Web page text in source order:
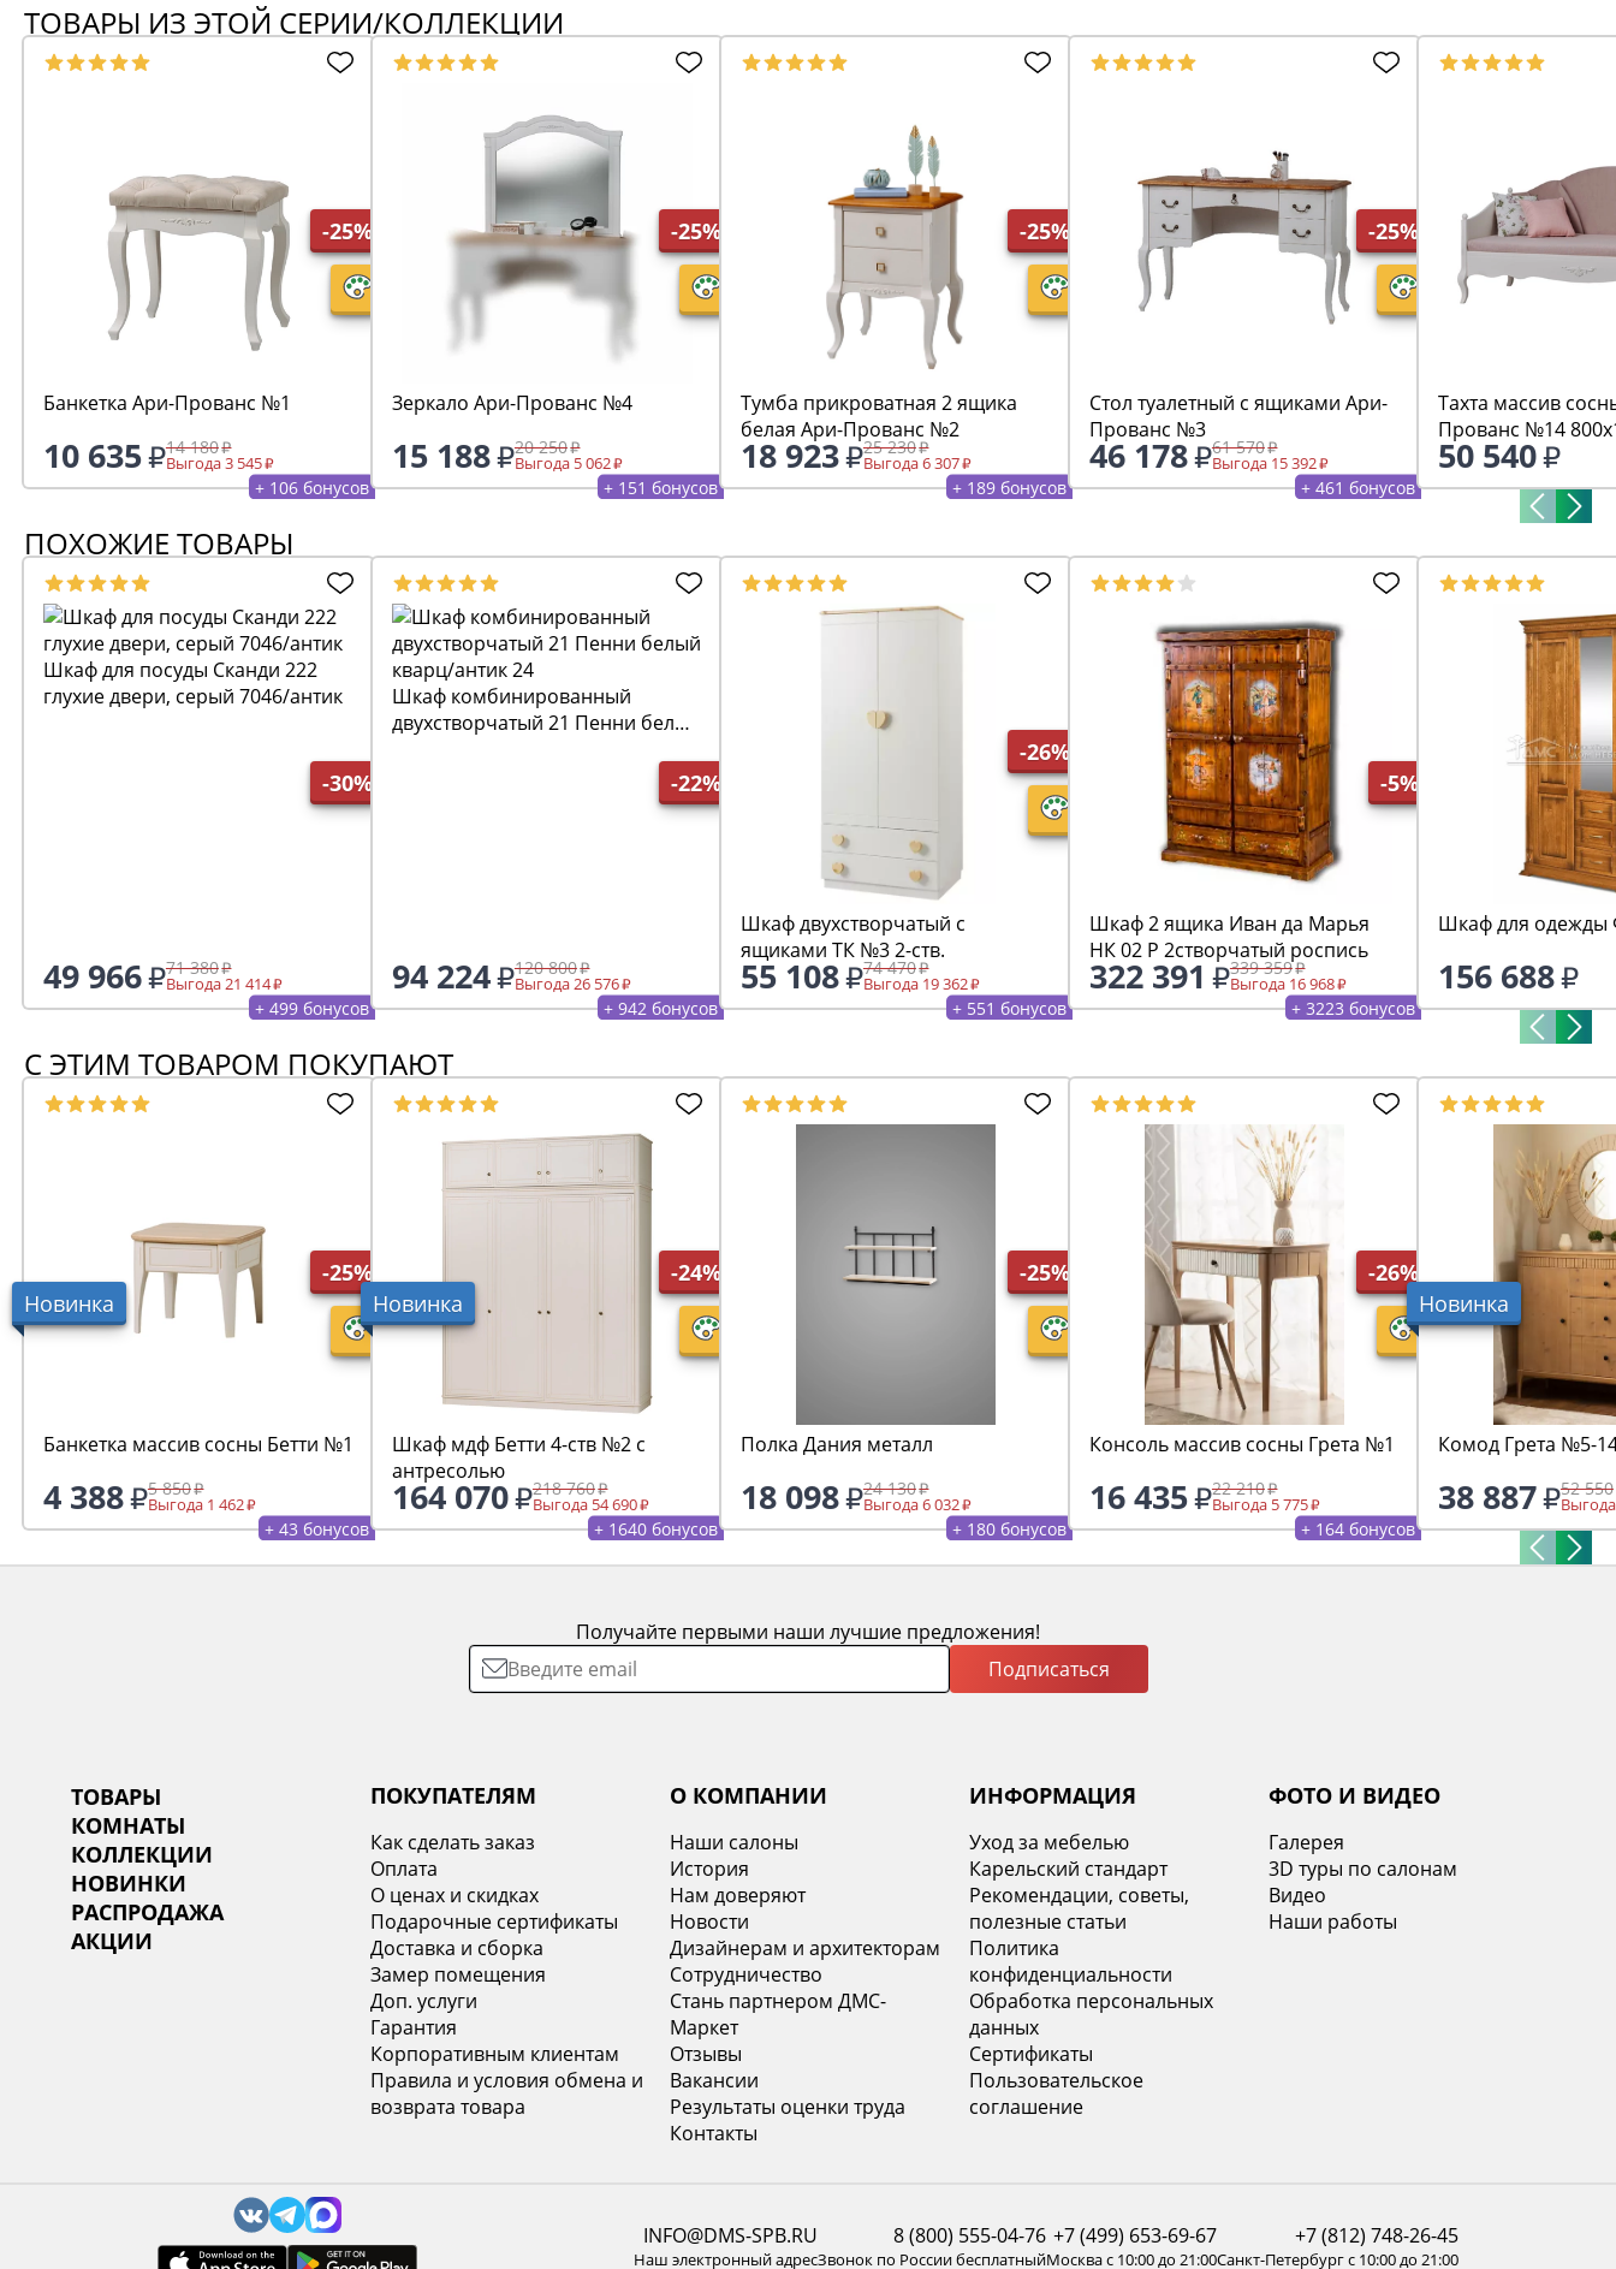
ТОВАРЫ ИЗ ЭТОЙ СЕРИИ/КОЛЛЕКЦИИ
-25%
Банкетка Ари-Прованс №1
10 635 14 180
Выгода 3 545
+ 106 бонусов
-25%
Зеркало Ари-Прованс №4
15 188 20 250
Выгода 5 062
+ 151 бонусов
-25%
Тумба прикроватная 2 ящика
белая Ари-Прованс №2
18 923 25 230
Выгода 6 307
+ 189 бонусов
-25%
Стол туалетный с ящиками Ари-
Прованс №3
46 178 61 570
Выгода 15 392
+ 461 бонусов
Тахта массив
Прованс №14
50 540
ПОХОЖИЕ ТОВАРЫ
-30%
Шкаф для посуды Сканди 222
глухие двери, серый 7046/антик
49 966 71 380
Выгода 21 414
+ 499 бонусов
-22%
Шкаф комбинированный
двухстворчатый 21 Пенни белый
94 224 120 800
Выгода 26 576
+ 942 бонусов
-26%
Шкаф двухстворчатый с
ящиками ТК №3 2-ств.
55 108 74 470
Выгода 19 362
+ 551 бонусов
-5%
Шкаф 2 ящика Иван да Марья
НК 02 Р 2створчатый роспись
322 391 339 359
Выгода 16 968
+ 3223 бонусов
Шкаф для одежды
156 688
С ЭТИМ ТОВАРОМ ПОКУПАЮТ
Новинка
-25%
Банкетка массив сосны Бетти №1
4 388 5 850
Выгода 1 462
+ 43 бонусов
Новинка
-24%
Шкаф мдф Бетти 4-ств №2 с
антресолью
164 070 218 760
Выгода 54 690
+ 1640 бонусов
-25%
Полка Дания металл
18 098 24 130
Выгода 6 032
+ 180 бонусов
-26%
Консоль массив сосны Грета №1
16 435 22 210
Выгода 5 775
+ 164 бонусов
Новинка
Комод Грета №5-
38 887 52 550
Получайте первыми наши лучшие предложения!
Подписаться
ТОВАРЫ
КОМНАТЫ
КОЛЛЕКЦИИ
НОВИНКИ
РАСПРОДАЖА
АКЦИИ
ПОКУПАТЕЛЯМ
Как сделать заказ
Оплата
О ценах и скидках
Подарочные сертификаты
Доставка и сборка
Замер помещения
Доп. услуги
Гарантия
Корпоративным клиентам
Правила и условия обмена и
возврата товара
О КОМПАНИИ
Наши салоны
История
Нам доверяют
Новости
Дизайнерам и архитекторам
Сотрудничество
Стань партнером ДМС-
Маркет
Отзывы
Вакансии
Результаты оценки труда
Контакты
ИНФОРМАЦИЯ
Уход за мебелью
Карельский стандарт
Рекомендации, советы,
полезные статьи
Политика
конфиденциальности
Обработка персональных
данных
Сертификаты
Пользовательское
соглашение
ФОТО И ВИДЕО
Галерея
3D туры по салонам
Видео
Наши работы
INFO@DMS-SPB.RU
Наш электронный адрес
8 (800) 555-04-76
Звонок по России бесплатный
+7 (499) 653-69-67
Москва с 10:00 до 21:00
+7 (812) 748-26-45
Санкт-Петербург с 10:00 до 21:00